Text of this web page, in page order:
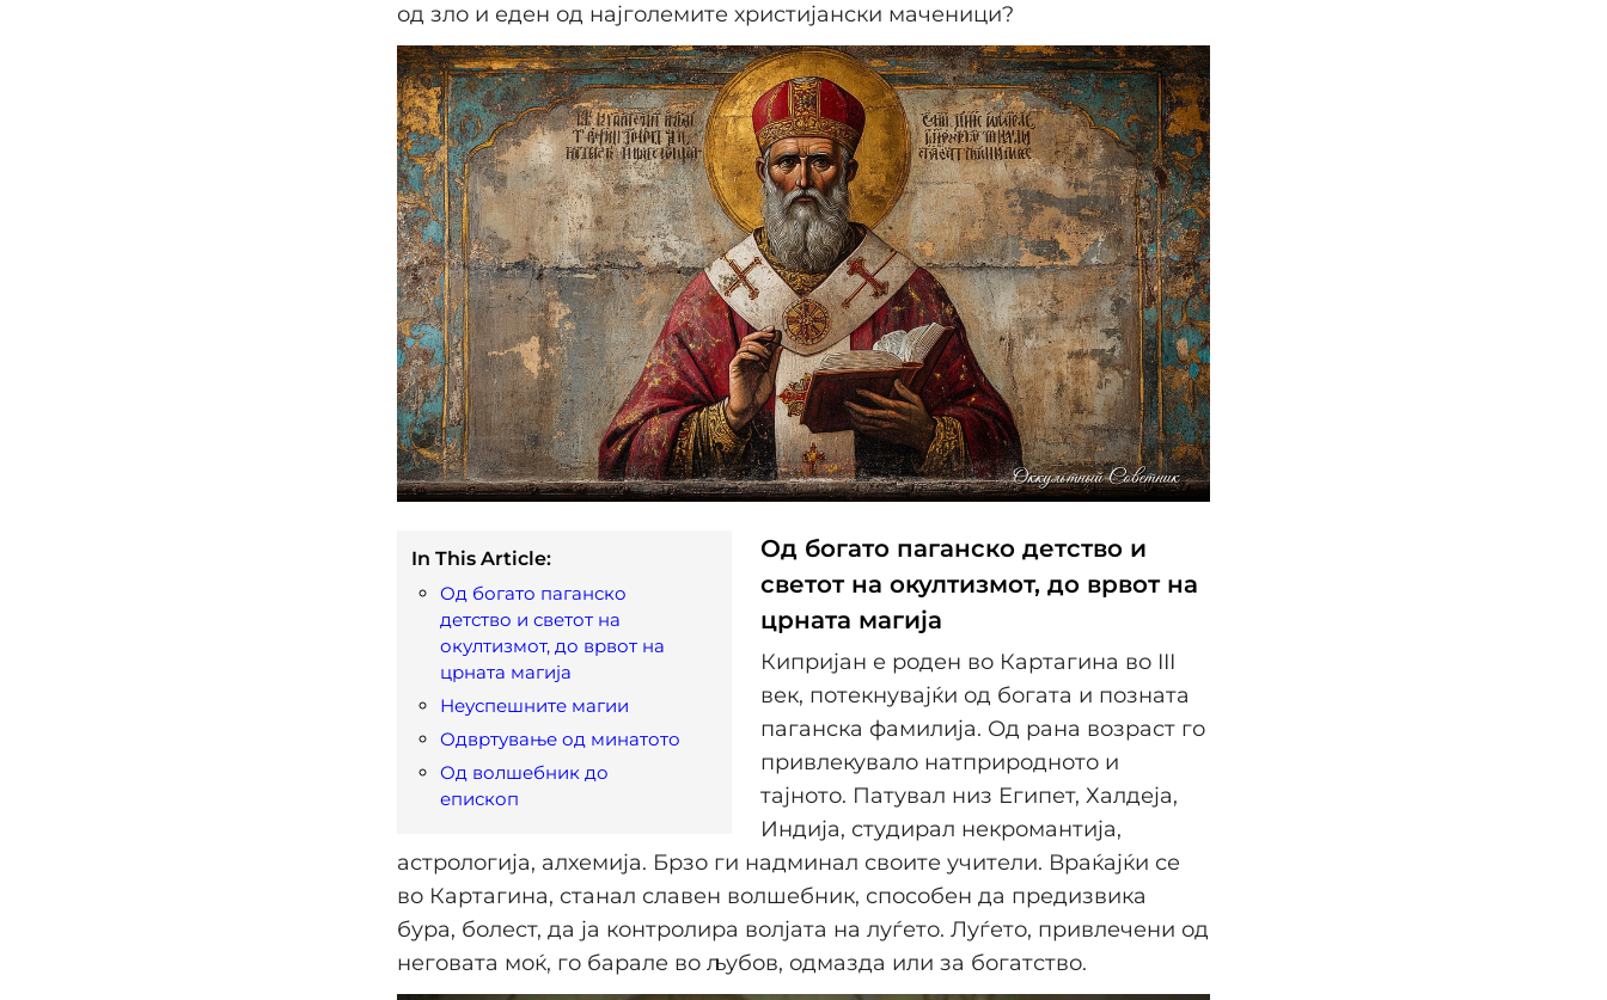
од зло и еден од најголемите христијански маченици?
In This Article:
Од богато паганско
детство и светот на
окултизмот, до врвот на
црната магија
Неуспешните магии
Одвртување од минатото
Од волшебник до
епископ
Од богато паганско детство и
светот на окултизмот, до врвот на
црната магија
Кипријан е роден во Картагина во III
век, потекнувајќи од богата и позната
паганска фамилија. Од рана возраст го
привлекувало натприродното и
тајното. Патувал низ Египет, Халдеја,
Индија, студирал некромантија,
астрологија, алхемија. Брзо ги надминал своите учители. Враќајќи се
во Картагина, станал славен волшебник, способен да предизвика
бура, болест, да ја контролира волјата на луѓето. Луѓето, привлечени од
неговата моќ, го барале во љубов, одмазда или за богатство.